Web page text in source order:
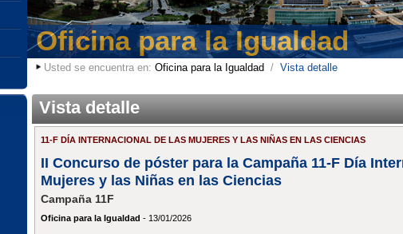
Oficina para la Igualdad
Usted se encuentra en: Oficina para la Igualdad / Vista detalle
Vista detalle
11-F DÍA INTERNACIONAL DE LAS MUJERES Y LAS NIÑAS EN LAS CIENCIAS
II Concurso de póster para la Campaña 11-F Día
Mujeres y las Niñas en las Ciencias
Campaña 11F
Oficina para la Igualdad - 13/01/2026